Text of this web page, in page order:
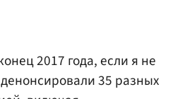
2017 года, если я не
35 разных